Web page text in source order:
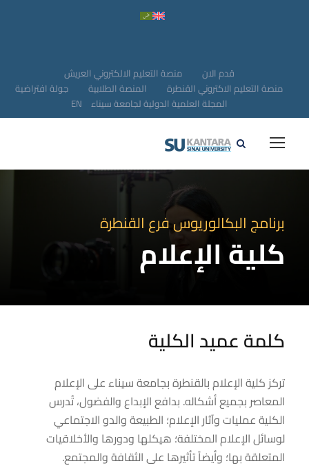
قدم الان
منصة التعليم الالكتروني العريش
منصة التعليم الاكتروني القنطرة
المنصة الطلابية
جولة افتراضية
المجلة العلمية الدولية لجامعة سيناء EN
برنامج البكالوريوس فرع القنطرة
كلية الإعلام
كلمة عميد الكلية
تركز كلية الإعلام بالقنطرة بجامعة سيناء على الإعلام
المعاصر بجميع أشكاله. بدافع الإبداع والفضول، تُدرس
الكلية عمليات وآثار الإعلام؛ الطبيعة والدو الاجتماعي
لوسائل الإعلام المختلفة؛ هيكلها ودورها والأخلاقيات
المتعلقة بها؛ وأيضاً تأثيرها على الثقافة والمجتمع.